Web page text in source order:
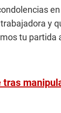
y
tu partida